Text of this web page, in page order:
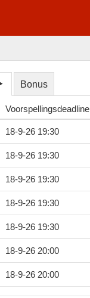
Bonus
Voorspellingsdeadline
18-9-26 19:30
18-9-26 19:30
18-9-26 19:30
18-9-26 19:30
18-9-26 19:30
18-9-26 20:00
18-9-26 20:00